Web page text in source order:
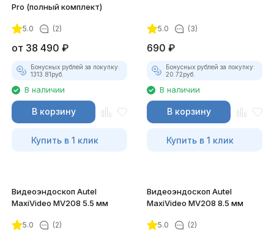
Pro (полный комплект)
5.0 (2)
от 38 490 ₽
Бонусных рублей за покупку:
1313.81руб.
В наличии
В корзину
Купить в 1 клик
5.0 (3)
690 ₽
Бонусных рублей за покупку:
20.72руб.
В наличии
В корзину
Купить в 1 клик
Видеоэндоскоп Autel
MaxiVideo MV208 5.5 мм
5.0 (2)
Видеоэндоскоп Autel
MaxiVideo MV208 8.5 мм
5.0 (2)